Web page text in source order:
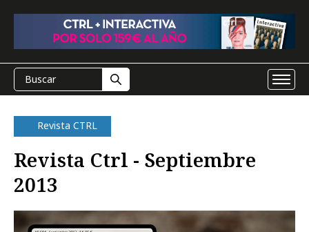
Revista CTRL
Revista Ctrl - Septiembre
2013